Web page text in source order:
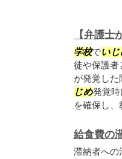
【弁護
学校でい
徒や保護者
が発覚した
じめ発覚時
を確保し
給食費の
滞納者への